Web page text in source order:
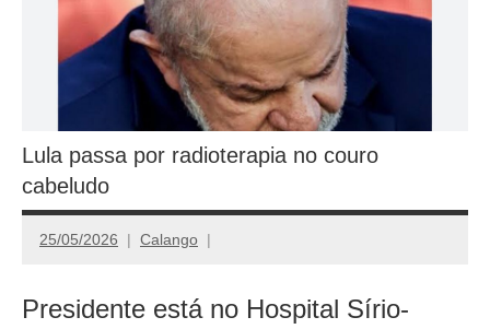
Lula passa por radioterapia no couro
cabeludo
25/05/2026 Calango
Presidente está no Hospital Sírio-